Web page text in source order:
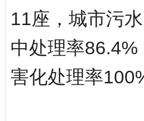
11座，城市污
中处理率
害化处理率